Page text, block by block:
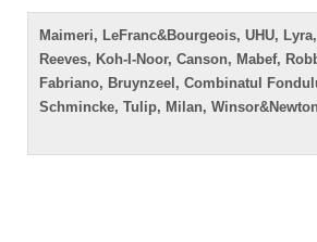
Maimeri, LeFranc&Bourgeois, UHU,
Reeves, Koh-I-Noor, Canson, Mabef,
Fabriano, Bruynzeel, Combinatul
Schmincke, Tulip, Milan,